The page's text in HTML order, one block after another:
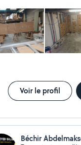
Voir le profil
Béchir